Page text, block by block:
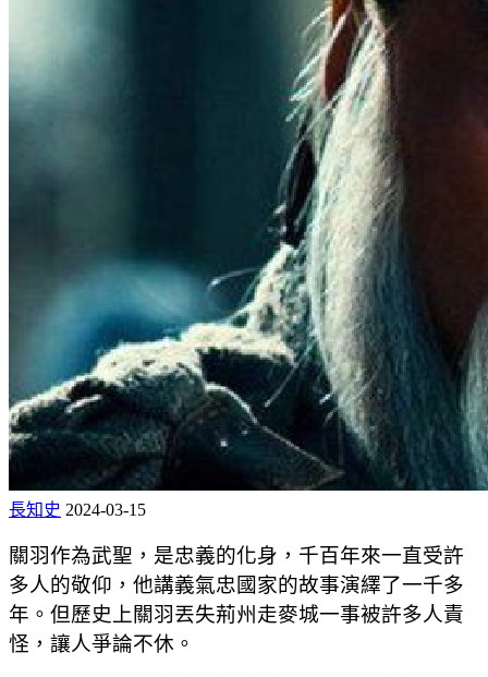
長知史 2024-03-15
關羽作為武聖，是忠義的化身，千百年來一直受許
多人的敬仰，他講義氣忠國家的故事演繹了一千多
年。但歷史上關羽丟失荊州走麥城一事被許多人責
怪，讓人爭論不休。